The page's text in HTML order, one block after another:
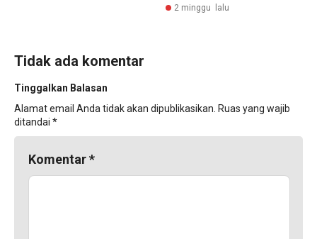
2 minggu lalu
Tidak ada komentar
Tinggalkan Balasan
Alamat email Anda tidak akan dipublikasikan. Ruas yang wajib
ditandai *
Komentar*